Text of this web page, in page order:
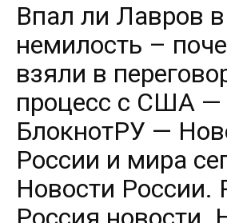
Впал ли Лавров в
немилость –
взяли в
процесс с США —
БлокнотРУ —
России и мира
Новости России.